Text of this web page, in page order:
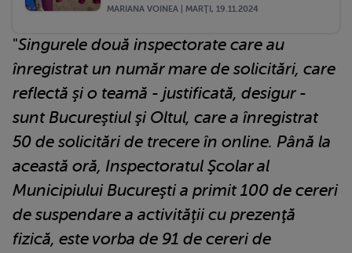
MARIANA VOINEA | MARŢI, 19.11.2024
"Singurele două inspectorate care au
înregistrat un număr mare de solicitări, care
reflectă şi o teamă - justificată, desigur -
sunt Bucureştiul şi Oltul, care a înregistrat
50 de solicitări de trecere în online. Până la
această oră, Inspectoratul Şcolar al
Municipiului Bucureşti a primit 100 de cereri
de suspendare a activităţii cu prezenţă
fizică, este vorba de 91 de cereri de